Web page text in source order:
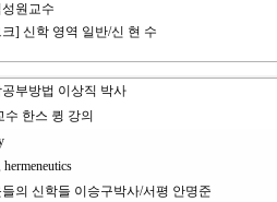
원교수
] 신학 영역 일반/신 현 수
부방법 이상직 박사
수 한스 큉 강의
의 신학들 이승구박사/서평 안명준